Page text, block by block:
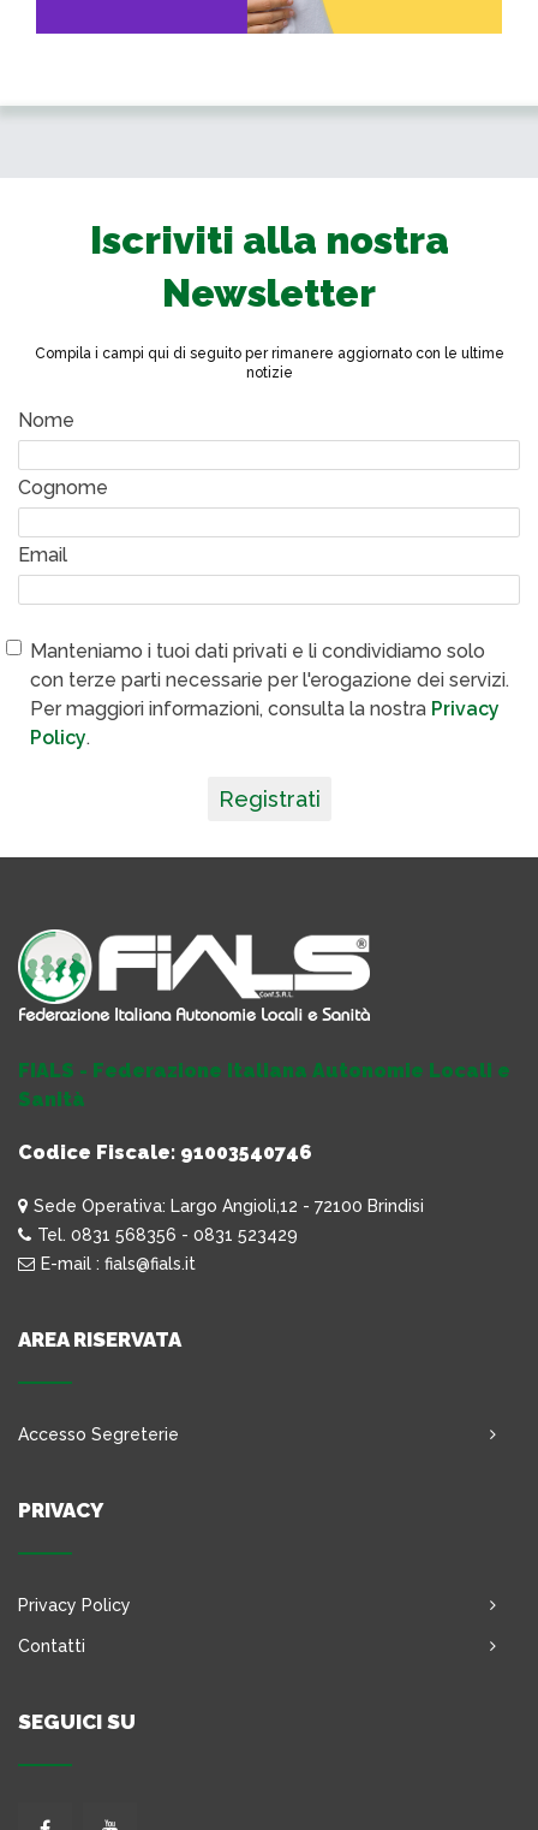
Iscriviti alla nostra
Newsletter
Compila i campi qui di seguito per rimanere aggiornato con le ultime
notizie
Nome
Cognome
Email
Manteniamo i tuoi dati privati e li condividiamo solo
con terze parti necessarie per l'erogazione dei servizi.
Per maggiori informazioni, consulta la nostra Privacy
Policy.
Registrati
FIALS - Federazione Italiana Autonomie Locali e
Sanità
Codice Fiscale: 91003540746
Sede Operativa: Largo Angioli,12 - 72100 Brindisi
Tel. 0831 568356 - 0831 523429
E-mail : fials@fials.it
AREA RISERVATA
Accesso Segreterie
PRIVACY
Privacy Policy
Contatti
SEGUICI SU